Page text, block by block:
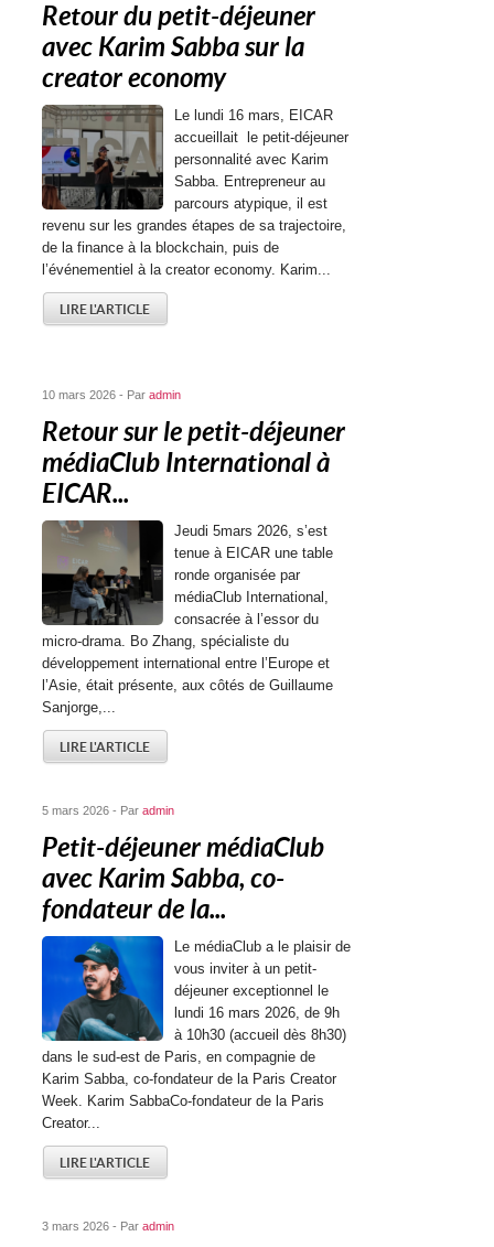
Retour du petit-déjeuner
avec Karim Sabba sur la
creator economy
Le lundi 16 mars, EICAR
accueillait le petit-déjeuner
personnalité avec Karim
Sabba. Entrepreneur au
parcours atypique, il est
revenu sur les grandes étapes de sa trajectoire,
de la finance à la blockchain, puis de
l’événementiel à la creator economy. Karim...
LIRE L'ARTICLE
10 mars 2026 - Paradmin
Retour sur le petit-déjeuner
médiaClub International à
EICAR...
Jeudi 5mars 2026, s’est
tenue à EICAR une table
ronde organisée par
médiaClub International,
consacrée à l’essor du
micro-drama. Bo Zhang, spécialiste du
développement international entre l’Europe et
l’Asie, était présente, aux côtés de Guillaume
Sanjorge,...
LIRE L'ARTICLE
5 mars 2026 - Paradmin
Petit-déjeuner médiaClub
avec Karim Sabba, co-
fondateur de la...
Le médiaClub a le plaisir de
vous inviter à un petit-
déjeuner exceptionnel le
lundi 16 mars 2026, de 9h
à 10h30 (accueil dès 8h30)
dans le sud-est de Paris, en compagnie de
Karim Sabba, co-fondateur de la Paris Creator
Week. Karim SabbaCo-fondateur de la Paris
Creator...
LIRE L'ARTICLE
3 mars 2026 - Paradmin